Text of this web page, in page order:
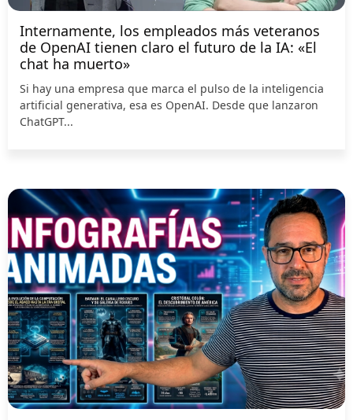
Internamente, los empleados más veteranos
de OpenAI tienen claro el futuro de la IA: «El
chat ha muerto»
Si hay una empresa que marca el pulso de la inteligencia
artificial generativa, esa es OpenAI. Desde que lanzaron
ChatGPT...